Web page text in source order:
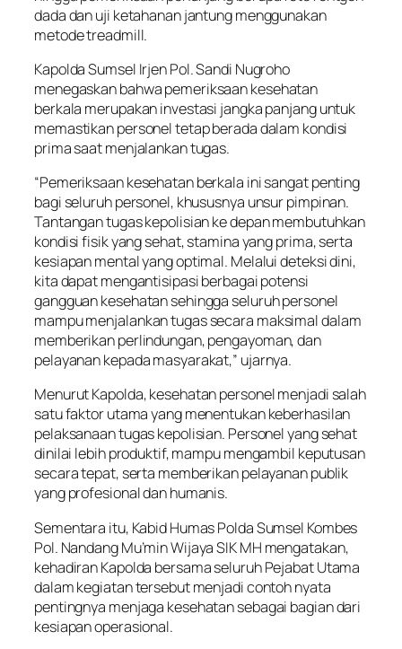
dada dan uji ketahanan jantung menggunakan
metode treadmill.
Kapolda Sumsel Irjen Pol. Sandi Nugroho
menegaskan bahwa pemeriksaan kesehatan
berkala merupakan investasi jangka panjang untuk
memastikan personel tetap berada dalam kondisi
prima saat menjalankan tugas.
“Pemeriksaan kesehatan berkala ini sangat penting
bagi seluruh personel, khususnya unsur pimpinan.
Tantangan tugas kepolisian ke depan membutuhkan
kondisi fisik yang sehat, stamina yang prima, serta
kesiapan mental yang optimal. Melalui deteksi dini,
kita dapat mengantisipasi berbagai potensi
gangguan kesehatan sehingga seluruh personel
mampu menjalankan tugas secara maksimal dalam
memberikan perlindungan, pengayoman, dan
pelayanan kepada masyarakat,” ujarnya.
Menurut Kapolda, kesehatan personel menjadi salah
satu faktor utama yang menentukan keberhasilan
pelaksanaan tugas kepolisian. Personel yang sehat
dinilai lebih produktif, mampu mengambil keputusan
secara tepat, serta memberikan pelayanan publik
yang profesional dan humanis.
Sementara itu, Kabid Humas Polda Sumsel Kombes
Pol. Nandang Mu’min Wijaya SIK MH mengatakan,
kehadiran Kapolda bersama seluruh Pejabat Utama
dalam kegiatan tersebut menjadi contoh nyata
pentingnya menjaga kesehatan sebagai bagian dari
kesiapan operasional.